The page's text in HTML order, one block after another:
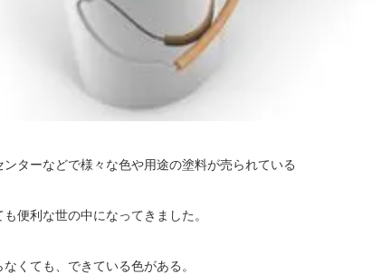
ターなどで様々な色や用途の塗料が売られている
便利な世の中になってきました。
くても、できている色がある。